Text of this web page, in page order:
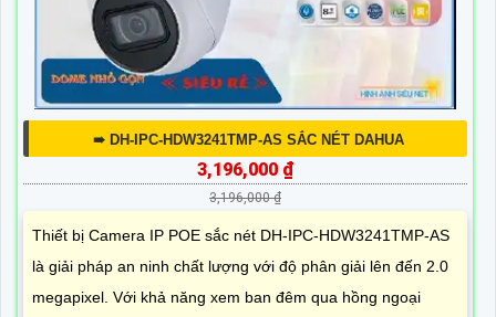
➠ DH-IPC-HDW3241TMP-AS SẮC NÉT DAHUA
3,196,000 ₫
3,196,000 ₫
Thiết bị Camera IP POE sắc nét DH-IPC-HDW3241TMP-AS
là giải pháp an ninh chất lượng với độ phân giải lên đến 2.0
megapixel. Với khả năng xem ban đêm qua hồng ngoại